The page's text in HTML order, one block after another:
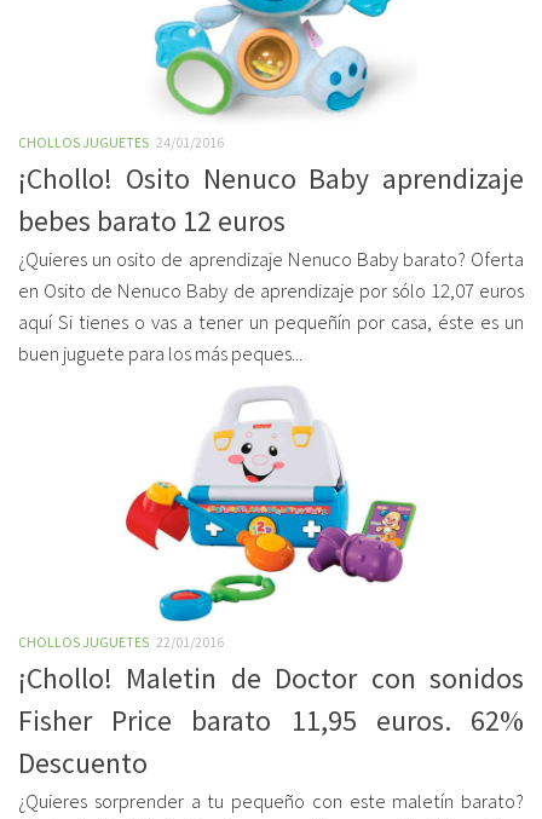
CHOLLOS JUGUETES 24/01/2016
¡Chollo! Osito Nenuco Baby aprendizaje
bebes barato 12 euros
¿Quieres un osito de aprendizaje Nenuco Baby barato? Oferta
en Osito de Nenuco Baby de aprendizaje por sólo 12,07 euros
aquí Si tienes o vas a tener un pequeñín por casa, éste es un
buen juguete para los más peques...
CHOLLOS JUGUETES 22/01/2016
¡Chollo! Maletin de Doctor con sonidos
Fisher Price barato 11,95 euros. 62%
Descuento
¿Quieres sorprender a tu pequeño con este maletín barato?